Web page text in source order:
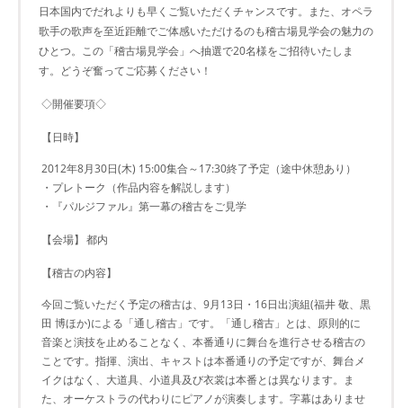
日本国内でだれよりも早くご覧いただくチャンスです。また、オペラ
歌手の歌声を至近距離でご体感いただけるのも稽古場見学会の魅力の
ひとつ。この「稽古場見学会」へ抽選で20名様をご招待いたしま
す。どうぞ奮ってご応募ください！
◇開催要項◇
【日時】
2012年8月30日(木) 15:00集合～17:30終了予定（途中休憩あり）
・プレトーク（作品内容を解説します）
・『パルジファル』第一幕の稽古をご見学
【会場】 都内
【稽古の内容】
今回ご覧いただく予定の稽古は、9月13日・16日出演組(福井 敬、黒
田 博ほか)による「通し稽古」です。「通し稽古」とは、原則的に
音楽と演技を止めることなく、本番通りに舞台を進行させる稽古の
ことです。指揮、演出、キャストは本番通りの予定ですが、舞台メ
イクはなく、大道具、小道具及び衣裳は本番とは異なります。ま
た、オーケストラの代わりにピアノが演奏します。字幕はありませ